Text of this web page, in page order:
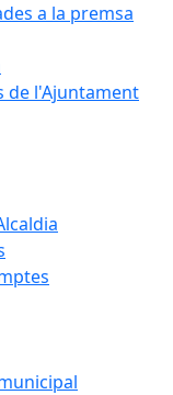
a la premsa
de l'Ajuntament